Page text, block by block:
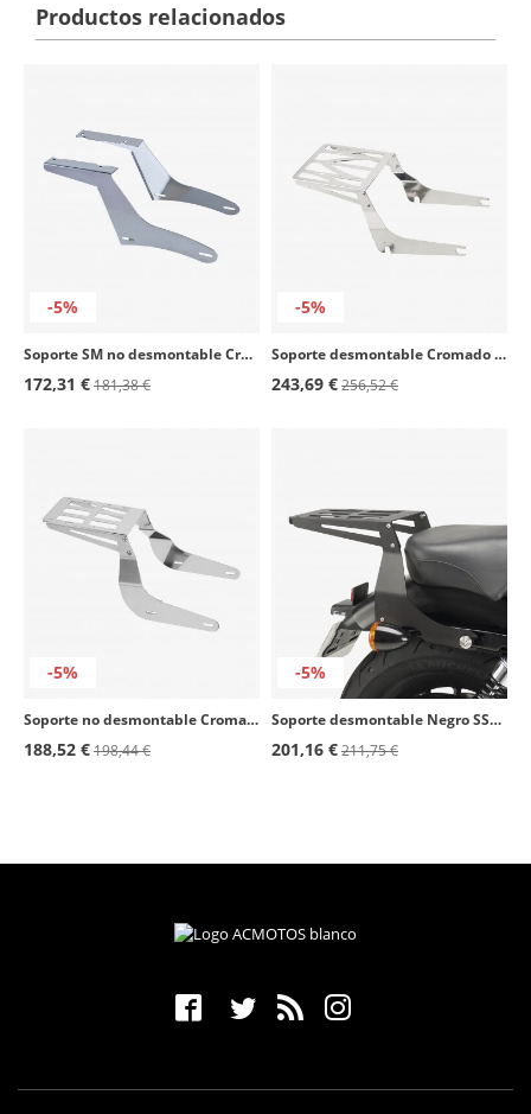
Productos relacionados
-5%
Soporte SM no desmontable Cromado SM0002J para maletas Customacces
172,31 €181,38 €
-5%
Soporte desmontable Cromado SS0038J para maletas Customacces
243,69 €256,52 €
-5%
Soporte no desmontable Cromado SB0027J para maletas Customacces
188,52 €198,44 €
-5%
Soporte desmontable Negro SS0045N para maletas Customacces
201,16 €211,75 €